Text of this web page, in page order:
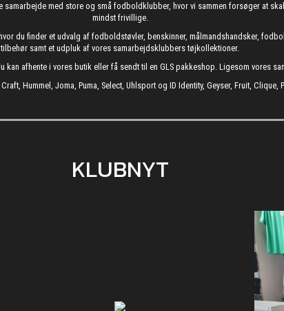
med store og små fodboldklubber, hvor vi sammen forsøger at
mindst frivillige.
du finder et udvalg af fodboldstøvler, benskinner, målmandshandsker,
tilbehør samt et udpluk af vores samarbejdsklubbers tøjkollektioner.
afhente i vores butik eller få sendt til en GLS pakkeshop. Ligesom vores
Hummel, Joma, Puma, Select, Uhlsport og ID Identity, Geyser, Fruit, Clique,
KLUBNYT